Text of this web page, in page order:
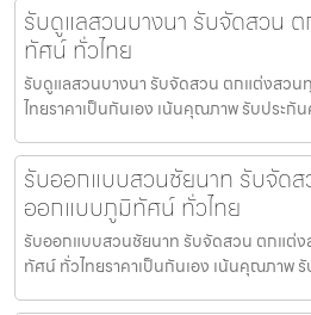
รับดูแลสวนบางนา รับจัดสวน
ทัศน์ ทั่วไทย
รับดูแลสวนบางนา รับจัดสวน ตกแต่งสว
ไทยราคาเป็นกันเอง เน้นคุณภาพ รับประกั
รับออกแบบสวนชัยนาท รับจัด
ออกแบบภูมิทัศน์ ทั่วไทย
รับออกแบบสวนชัยนาท รับจัดสวน ตกแต่
ทัศน์ ทั่วไทยราคาเป็นกันเอง เน้นคุณภาพ